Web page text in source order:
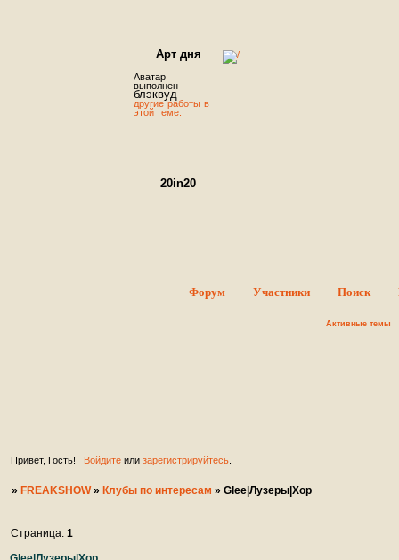
Арт дня
Аватар
выполнен
блэквуд
другие работы в
этой теме.
20in20
Форум Участники Поиск
Активные темы
Привет, Гость! Войдитеили зарегистрируйтесь.
»FREAKSHOW »Клубы по интересам »Glee|Лузеры|Хор
Страница:1